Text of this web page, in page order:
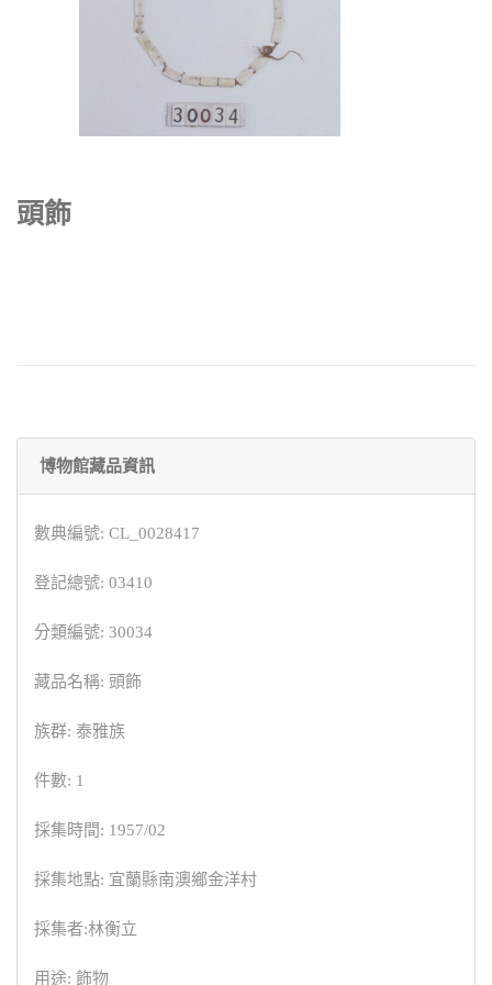
頭飾
博物館藏品資訊
數典編號: CL_0028417
登記總號: 03410
分類編號: 30034
藏品名稱: 頭飾
族群: 泰雅族
件數: 1
採集時間: 1957/02
採集地點: 宜蘭縣南澳鄉金洋村
採集者:林衡立
用途: 飾物